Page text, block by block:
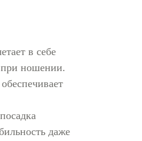
в себе
ношении.
даже